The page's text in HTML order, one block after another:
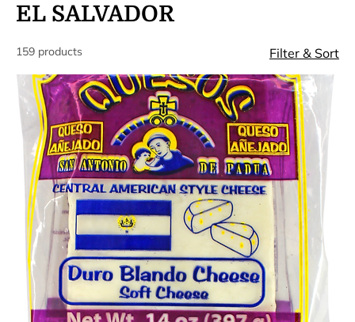
EL SALVADOR
159 products Filter & Sort